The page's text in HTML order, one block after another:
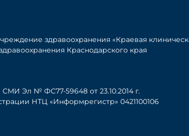
здравоохранения «Краевая
Краснодарского края
Эл № ФС77-59648 от 23.10.2014 г.
НТЦ «Информрегистр» 0421100106